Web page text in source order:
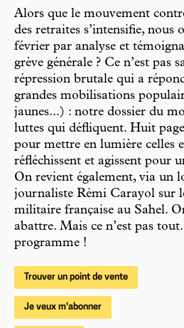
Alors que le mouvement
des retraites s’intensifie, nous
février par analyse et
grève générale ? Ce n’est pas
répression brutale qui a
grandes mobilisations
jaunes...) : notre dossier du
luttes qui défliquent. Huit
pour mettre en lumière celles
réfléchissent et agissent pour
On revient également, via un
journaliste Rémi Carayol sur
militaire française au Sahel.
abattre. Mais ce n’est pas
programme !
Trouver un point de vente
Je veux m'abonner